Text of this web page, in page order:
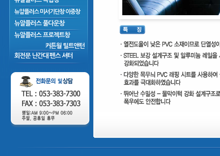
뉴알플러스 미서기단창 이중창
뉴알플러스 풀다운창
뉴알플러스 프로젝트창
커튼월 틸트앤턴
회전문 난간대 펜스 셔터